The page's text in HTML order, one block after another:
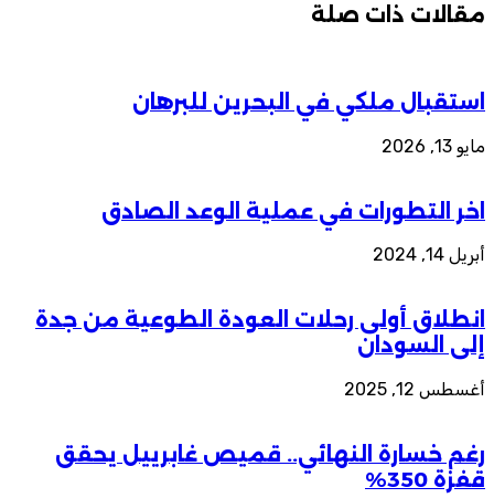
مقالات ذات صلة
استقبال ملكي في البحرين للبرهان
مايو 13, 2026
اخر التطورات في عملية الوعد الصادق
أبريل 14, 2024
انطلاق أولى رحلات العودة الطوعية من جدة
إلى السودان
أغسطس 12, 2025
رغم خسارة النهائي.. قميص غابرييل يحقق
قفزة 350%